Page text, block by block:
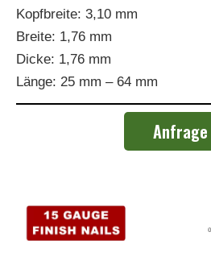
Kopfbreite: 3,10 mm
Breite: 1,76 mm
Dicke: 1,76 mm
Länge: 25 mm – 64 mm
Anfrage